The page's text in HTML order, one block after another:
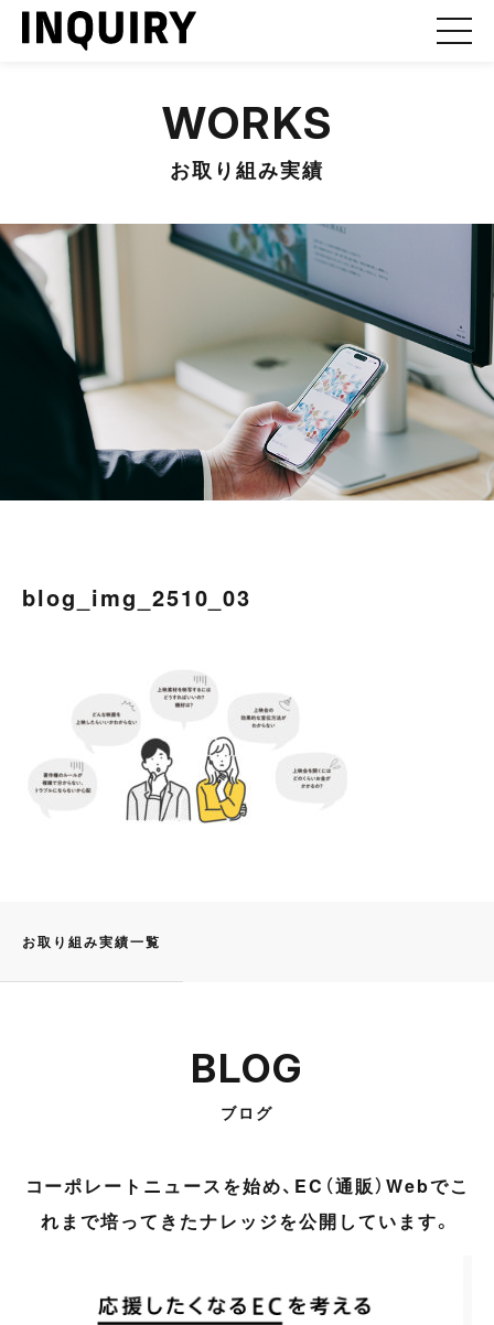
WORKS
お取り組み実績
blog_img_2510_03
お取り組み実績一覧
BLOG
ブログ
コーポレートニュースを始め、EC（通販）Webでこ
れまで培ってきたナレッジを公開しています。